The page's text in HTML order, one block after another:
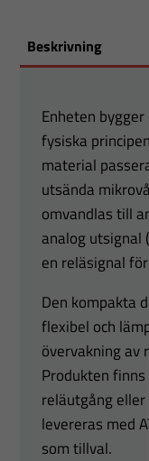
Beskrivning
Enheten
fysiska
material
utsända
omvandlas till
analog utsignal
en reläsignal
Den kompakta
flexibel och
övervakning av
Produkten
reläutgång
levereras med
som tillval.